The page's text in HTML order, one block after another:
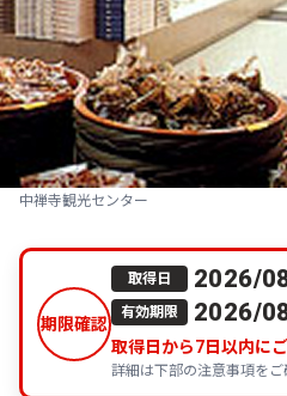
中禅寺観光センター
期限確認
取得日 2026/
有効期限 2026/
取得日から7 日以内に
詳細は下部の注意事項を